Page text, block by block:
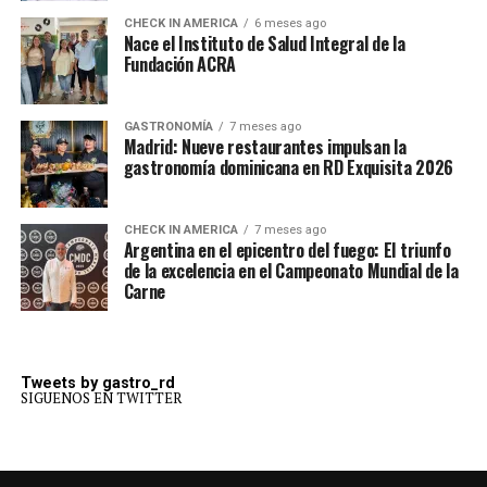
CHECK IN AMERICA 6 meses ago
Nace el Instituto de Salud Integral de la
Fundación ACRA
GASTRONOMÍA 7 meses ago
Madrid: Nueve restaurantes impulsan la
gastronomía dominicana en RD Exquisita 2026
CHECK IN AMERICA 7 meses ago
Argentina en el epicentro del fuego: El triunfo
de la excelencia en el Campeonato Mundial de la
Carne
Tweets by gastro_rd
SIGUENOS EN TWITTER